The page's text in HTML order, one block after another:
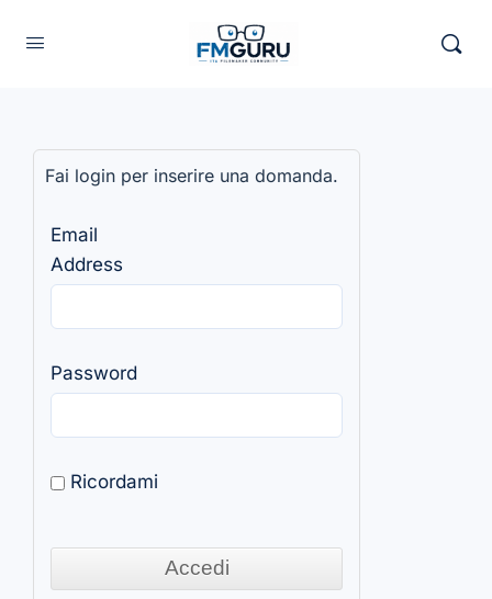
Fai login per inserire una domanda.
Email
Address
Password
Ricordami